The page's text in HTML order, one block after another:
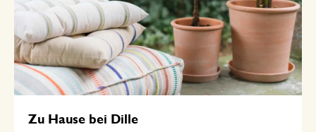
Zu Hause bei Dille